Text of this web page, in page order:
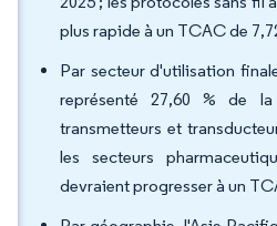
plus rapide à un TCAC de
Par secteur d'utilisation
représenté 27,60 % de
transmetteurs et
les secteurs
devraient progresser à un